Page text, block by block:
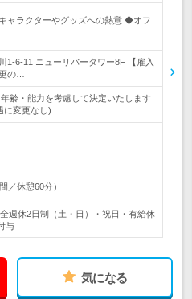
ャラクターやグッズへの熱意 ◆オフ
1-6-11 ニューリバータワー8F 【雇入
の…
齢・能力を考慮して決定いたします
に変更なし)
／休憩60分）
週休2日制（土・日）・祝日・有給休
与
気になる